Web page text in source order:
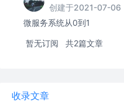
创建于2021-07-06
微服务系统从0到1
暂无订阅 共2篇文章
收录文章